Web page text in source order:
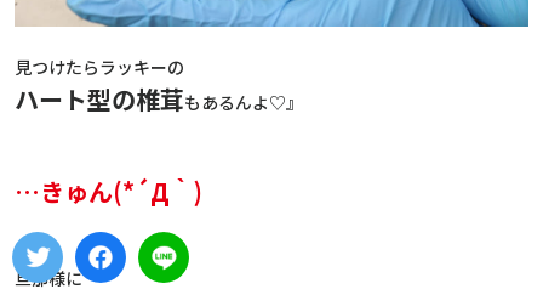
見つけたらラッキーの
ハート型の椎茸もあるんよ♡』
…きゅん(*´Д｀)
旦那様に